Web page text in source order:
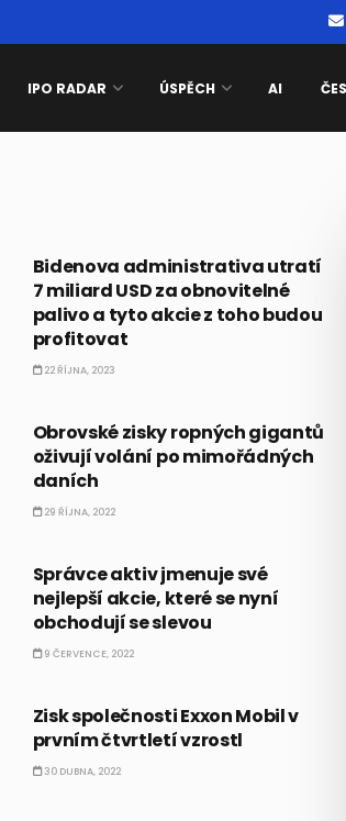
IPO RADAR ÚSPĚCH AI
Bidenova administrativa utratí
7 miliard USD za obnovitelné
palivo a tyto akcie z toho budou
profitovat
22 ŘÍJNA, 2023
Obrovské zisky ropných gigantů
oživují volání po mimořádných
daních
29 ŘÍJNA, 2022
Správce aktiv jmenuje své
nejlepší akcie, které se nyní
obchodují se slevou
9 ČERVENCE, 2022
Zisk společnosti Exxon Mobil v
prvním čtvrtletí vzrostl
30 DUBNA, 2022